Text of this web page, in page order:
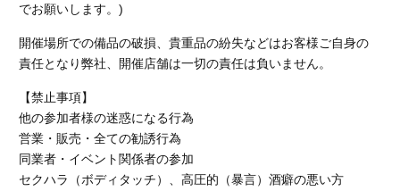
でお願いします。)
開催場所での備品の破損、貴重品の紛失などはお客様ご自身の
責任となり弊社、開催店舗は一切の責任は負いません。
【禁止事項】
他の参加者様の迷惑になる行為
営業・販売・全ての勧誘行為
同業者・イベント関係者の参加
セクハラ（ボディタッチ）、高圧的（暴言）酒癖の悪い方